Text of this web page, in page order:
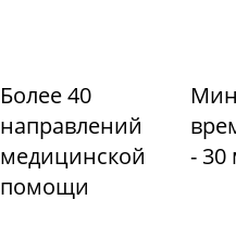
Более 40
направлений
медицинской
помощи
- 30